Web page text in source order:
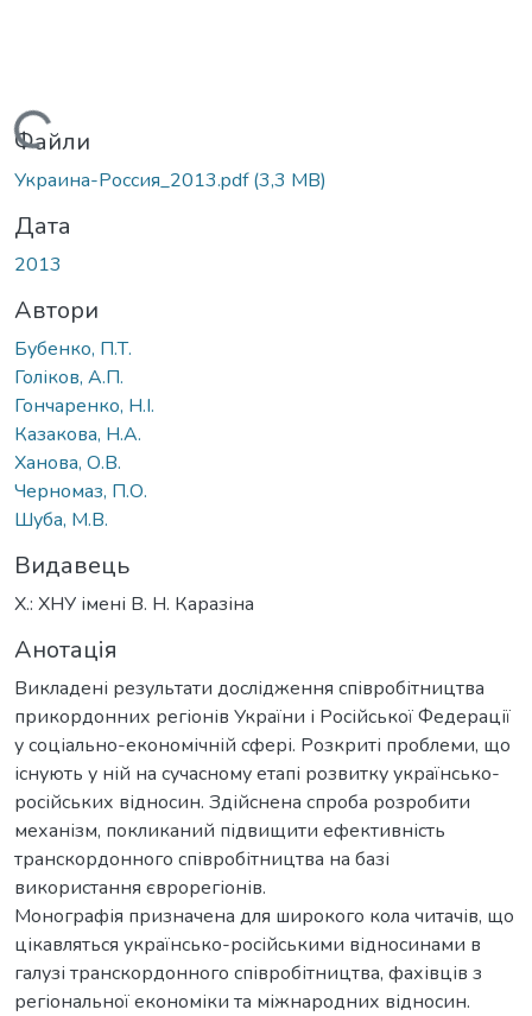
Вантажиться...
Файли
Украина-Россия_2013.pdf(3,3 MB)
Дата
2013
Автори
Бубенко, П.Т.
Голіков, А.П.
Гончаренко, Н.І.
Казакова, Н.А.
Ханова, О.В.
Черномаз, П.О.
Шуба, М.В.
Видавець
Х.: ХНУ імені В. Н. Каразіна
Анотація
Викладені результати дослідження співробітництва
прикордонних регіонів України і Російської Федерації
у соціально-економічній сфері. Розкриті проблеми, що
існують у ній на сучасному етапі розвитку українсько-
російських відносин. Здійснена спроба розробити
механізм, покликаний підвищити ефективність
транскордонного співробітництва на базі
використання єврорегіонів.
Монографія призначена для широкого кола читачів, що
цікавляться українсько-російськими відносинами в
галузі транскордонного співробітництва, фахівців з
регіональної економіки та міжнародних відносин.